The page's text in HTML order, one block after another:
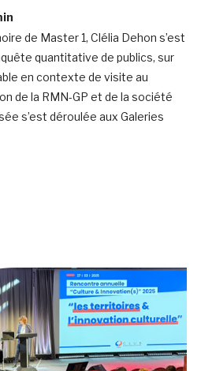
de Master 1, Clélia Dehon s’est
quantitative de publics, sur
en contexte de visite au
de la RMN-GP et de la société
s’est déroulée aux Galeries